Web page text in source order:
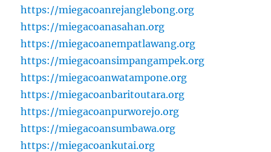
https://miegacoanrejanglebong.org
https://miegacoanasahan.org
https://miegacoanempatlawang.org
https://miegacoansimpangampek.org
https://miegacoanwatampone.org
https://miegacoanbaritoutara.org
https://miegacoanpurworejo.org
https://miegacoansumbawa.org
https://miegacoankutai.org